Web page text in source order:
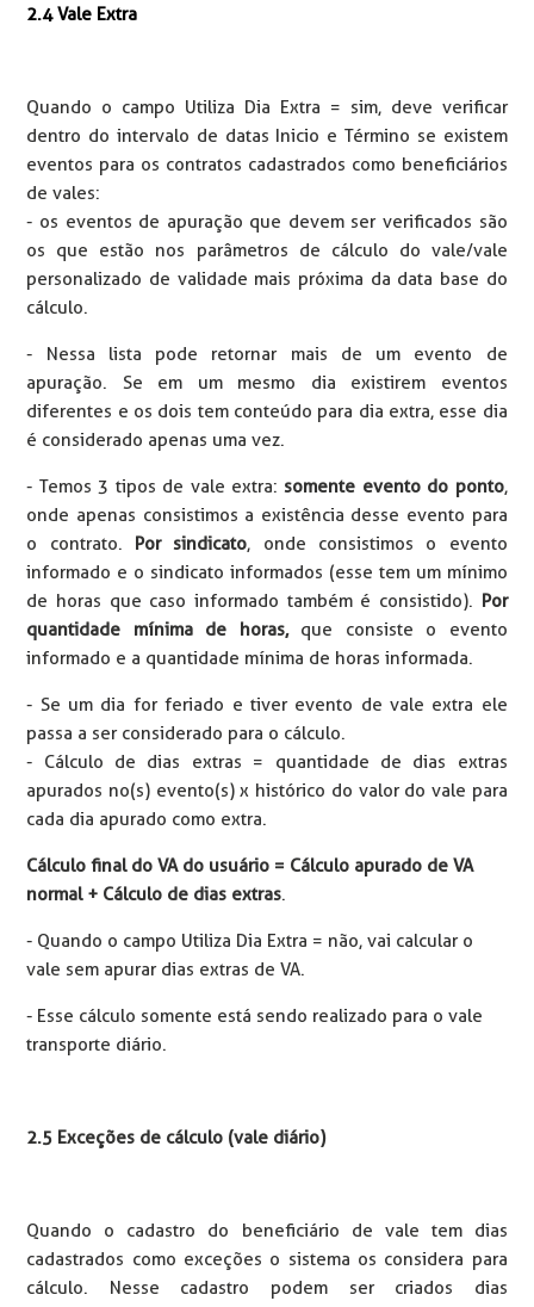
2.4 Vale Extra
Quando o campo Utiliza Dia Extra = sim, deve verificar
dentro do intervalo de datas Inicio e Término se existem
eventos para os contratos cadastrados como beneficiários
de vales:
- os eventos de apuração que devem ser verificados são
os que estão nos parâmetros de cálculo do vale/vale
personalizado de validade mais próxima da data base do
cálculo.
- Nessa lista pode retornar mais de um evento de
apuração. Se em um mesmo dia existirem eventos
diferentes e os dois tem conteúdo para dia extra, esse dia
é considerado apenas uma vez.
- Temos 3 tipos de vale extra: somente evento do ponto,
onde apenas consistimos a existência desse evento para
o contrato.
Por sindicato, onde consistimos o evento
informado e o sindicato informados (esse tem um mínimo
de horas que caso informado também é consistido).
Por
quantidade mínima de horas, que consiste o evento
informado e a quantidade mínima de horas informada.
- Se um dia for feriado e tiver evento de vale extra ele
passa a ser considerado para o cálculo.
- Cálculo de dias extras = quantidade de dias extras
apurados no(s) evento(s) x histórico do valor do vale para
cada dia apurado como extra.
Cálculo final do VA do usuário = Cálculo apurado de VA
normal + Cálculo de dias extras.
- Quando o campo Utiliza Dia Extra = não, vai calcular o
vale sem apurar dias extras de VA.
- Esse cálculo somente está sendo realizado para o vale
transporte diário.
2.5 Exceções de cálculo (vale diário)
Quando o cadastro do beneficiário de vale tem dias
cadastrados como exceções o sistema os considera para
cálculo. Nesse cadastro podem ser criados dias